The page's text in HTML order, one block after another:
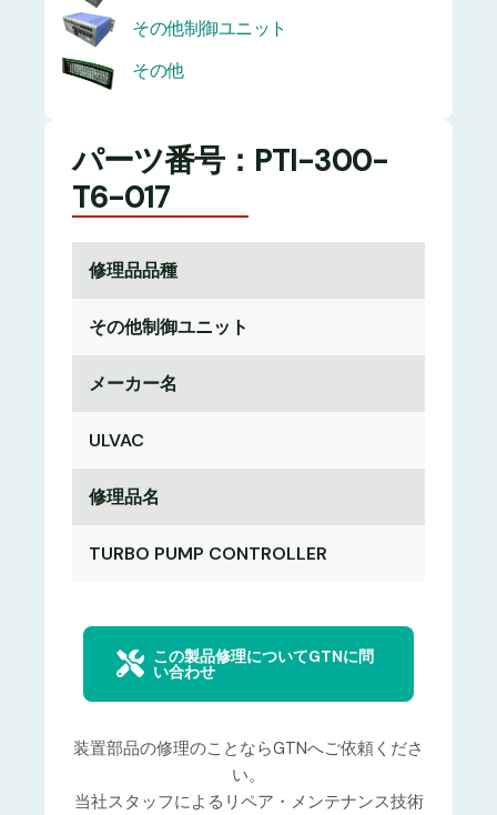
その他制御ユニット
その他
パーツ番号：PTI-300-
T6-017
修理品品種
その他制御ユニット
メーカー名
ULVAC
修理品名
TURBO PUMP CONTROLLER
この製品修理についてGTNに問
い合わせ
装置部品の修理のことならGTNへご依頼くださ
い。
当社スタッフによるリペア・メンテナンス技術